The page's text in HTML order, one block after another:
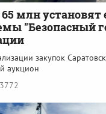
65 млн установят
"Безопасный
закупок
аукцион
3772